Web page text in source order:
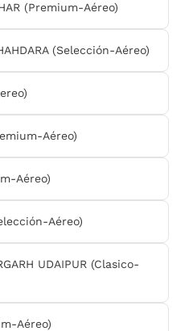
(Premium-Aéreo)
(Selección-Aéreo)
Aéreo)
Aéreo)
Aéreo)
UDAIPUR (Clasico-
Aéreo)